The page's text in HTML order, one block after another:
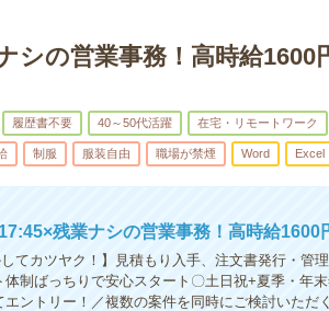
シの営業事務！高時給1600
履歴書不要 40～50代活躍 在宅・リモートワーク
制服 服装自由 職場が禁煙 Word Excel
残業ナシの営業事務！高時給1600
てカツヤク！】見積もり入手、注文書発行・管
制ばっちりで安心スタート〇土日祝+夏季・年
エントリー！／複数の案件を同時にご検討いただ